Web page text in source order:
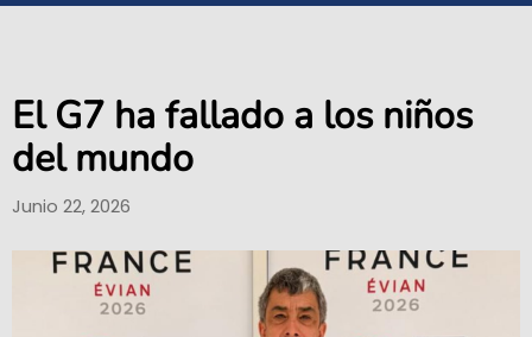
El G7 ha fallado a los niños
del mundo
Junio 22, 2026